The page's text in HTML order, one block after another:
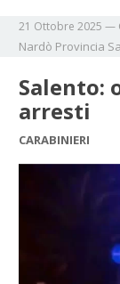
21 Ottobre 2025 —
Nardò Provincia
Salento:
arresti
CARABINIERI